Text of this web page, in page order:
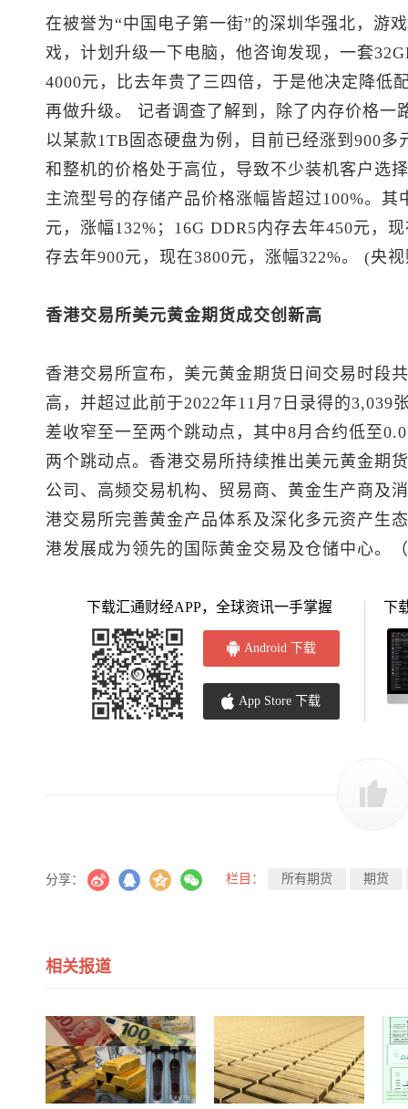
在被誉为“中国电子第一街”的深圳华强北，游
戏，计划升级一下电脑，他咨询发现，一套
4000元，比去年贵了三四倍，于是他决定降低
再做升级。 记者调查了解到，除了内存价格一
以某款1TB固态硬盘为例，目前已经涨到900
和整机的价格处于高位，导致不少装机客户选
主流型号的存储产品价格涨幅皆超过100%。
元，涨幅132%；16G DDR5内存去年450元，
存去年900元，现在3800元，涨幅322%。 (央
香港交易所美元黄金期货成交创新高
香港交易所宣布，美元黄金期货日间交易时段
高，并超过此前于2022年11月7日录得的3,039
差收窄至一至两个跳动点，其中8月合约低至
两个跳动点。香港交易所持续推出美元黄金期
公司、高频交易机构、贸易商、黄金生产商及
港交易所完善黄金产品体系及深化多元资产生
港发展成为领先的国际黄金交易及仓储中心。
下载汇通财经APP，全球资讯一手掌握
Android 下载
App Store 下载
下
分享： 栏目： 所有期货 期货
相关报道